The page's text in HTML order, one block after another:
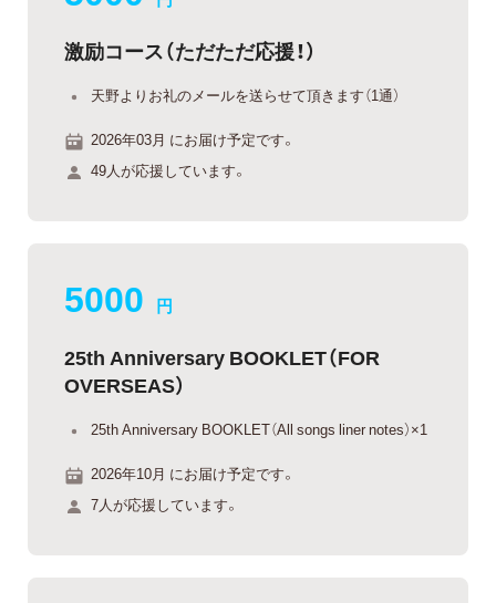
激励コース（ただただ応援！）
天野よりお礼のメールを送らせて頂きます（1通）
2026年03月 にお届け予定です。
49人が応援しています。
5000 円
25th Anniversary BOOKLET（FOR
OVERSEAS）
25th Anniversary BOOKLET（All songs liner notes）×1
2026年10月 にお届け予定です。
7人が応援しています。